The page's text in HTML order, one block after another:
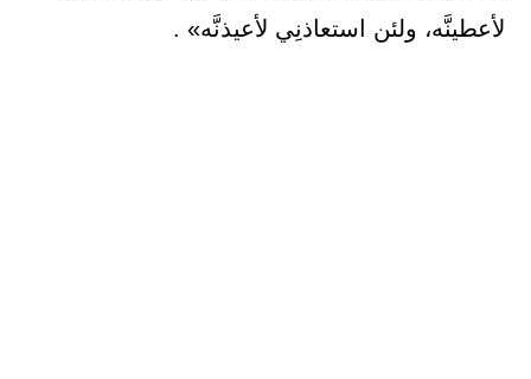
لأعطينَّه، ولئن استعاذنِي لأعيذنَّه» .